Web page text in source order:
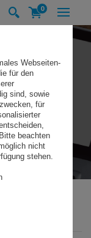
Webseiten-
für den
sind, sowie
für
beachten
nicht
stehen.
0